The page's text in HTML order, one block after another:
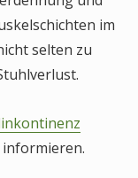
im
selten zu
informieren.